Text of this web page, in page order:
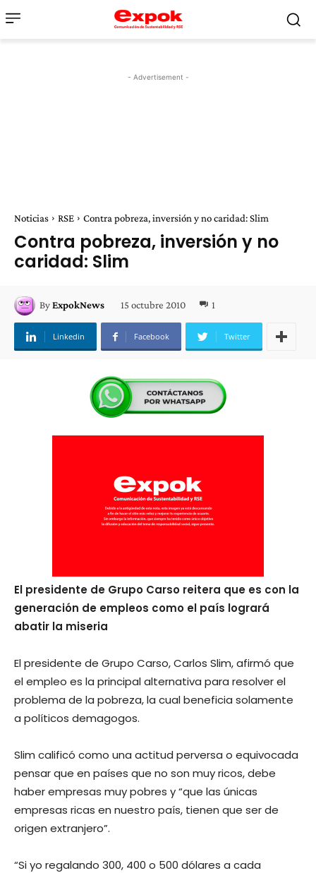
- Advertisement -
Noticias RSE Contra pobreza, inversión y no caridad: Slim
Contra pobreza, inversión y no
caridad: Slim
ByExpokNews 15 octubre 2010 1
Linkedin Facebook Twitter
El presidente de Grupo Carso reitera que es con la
generación de empleos como el país logrará
abatir la miseria
El presidente de Grupo Carso, Carlos Slim, afirmó que
el empleo es la principal alternativa para resolver el
problema de la pobreza, la cual beneficia solamente
a políticos demagogos.
Slim calificó como una actitud perversa o equivocada
pensar que en países que no son muy ricos, debe
haber empresas muy pobres y “que las únicas
empresas ricas en nuestro país, tienen que ser de
origen extranjero”.
“Si yo regalando 300, 400 o 500 dólares a cada